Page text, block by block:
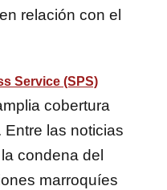
relación con el
Service (SPS)
cobertura
Entre las noticias
condena del
marroquíes